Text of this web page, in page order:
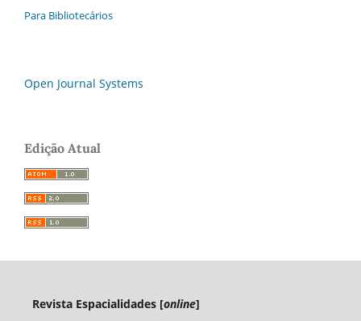
Para Bibliotecários
Open Journal Systems
Edição Atual
Revista Espacialidades [online]